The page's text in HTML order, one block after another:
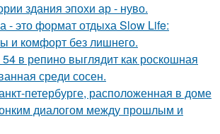
здания эпохи ар - нуво.
- это формат отдыха Slow Life:
и комфорт без лишнего.
в репино выглядит как роскошная
среди сосен.
петербурге, расположенная в доме
диалогом между прошлым и